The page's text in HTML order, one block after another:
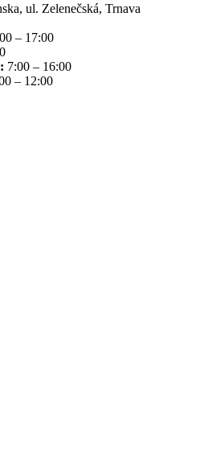
ul. Zelenečská, Trnava
– 17:00
7:00 – 16:00
– 12:00